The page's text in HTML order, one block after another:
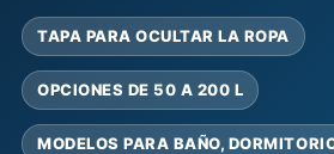
TAPA PARA OCULTAR LA ROPA
OPCIONES DE 50 A 200 L
MODELOS PARA BAÑO,